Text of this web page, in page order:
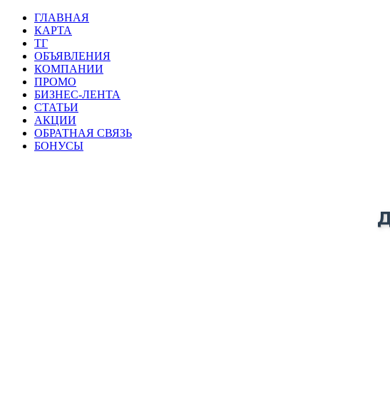
ГЛАВНАЯ
КАРТА
ТГ
ОБЪЯВЛЕНИЯ
КОМПАНИИ
ПРОМО
БИЗНЕС-ЛЕНТА
СТАТЬИ
АКЦИИ
ОБРАТНАЯ СВЯЗЬ
БОНУСЫ